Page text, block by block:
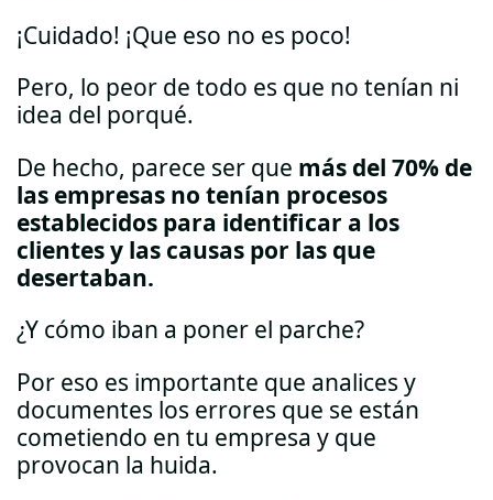
¡Cuidado! ¡Que eso no es poco!
Pero, lo peor de todo es que no tenían ni
idea del porqué.
De hecho, parece ser que más del 70% de
las empresas no tenían procesos
establecidos para identificar a los
clientes y las causas por las que
desertaban.
¿Y cómo iban a poner el parche?
Por eso es importante que analices y
documentes los errores que se están
cometiendo en tu empresa y que
provocan la huida.